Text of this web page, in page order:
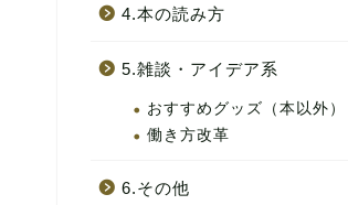
4.本の読み方
5.雑談・アイデア系
おすすめグッズ（本以外）
働き方改革
6.その他